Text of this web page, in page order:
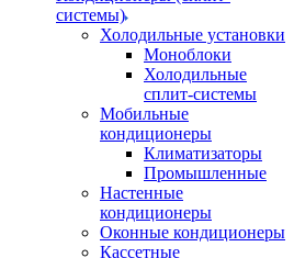
системы)
Холодильные установки
Моноблоки
Холодильные
сплит-системы
Мобильные
кондиционеры
Климатизаторы
Промышленные
Настенные
кондиционеры
Оконные кондиционеры
Кассетные